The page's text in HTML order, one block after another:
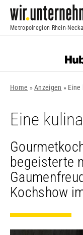
Metropolregion Rhein-
Home »Anzeigen » Eine
Eine
begeisterte
Kochshow